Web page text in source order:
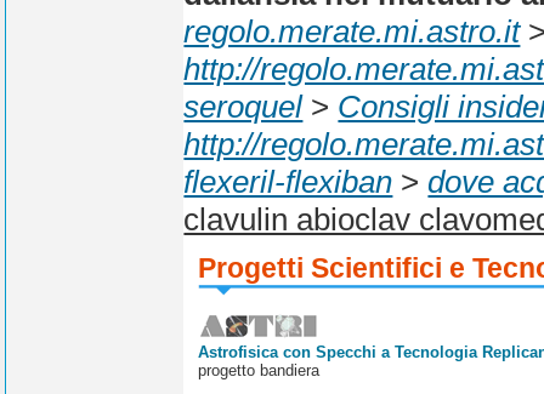
regolo.merate.mi.astro.it
http://
seroquel> Consigli
http://
flexeril-flexiban >dove
clavulin abioclav
Progetti Scientifici e
Astrofisica con Specchi a Tecnologia
progetto bandiera